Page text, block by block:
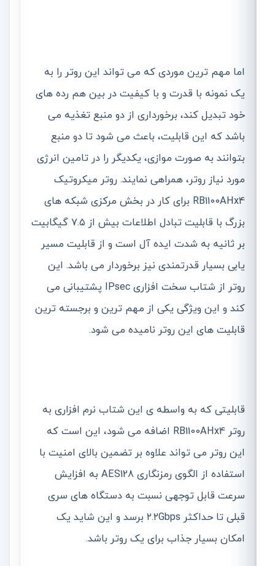
اما مهم ترین موردی که می تواند این روتر را به
یک نمونه با قدرت و با کیفیت در بین هم رده های
خود تبدیل کند، برخورداری از دو منبع تغذیه می
باشد که این قابلیت، باعث می شود تا دو منبع
بتوانند به صورت موازی، یکدیگر را در تامین انرژی
مورد نیاز روتر، همراهی نمایند. روتر میکروتیک
RB1100AHx4 برای کار در بخش مرکزی شبکه های
بزرگ با قابلیت تبادل اطلاعات بیش از ۷.۵ گیگابیت
بر ثانیه به شدت ایده آل است و از قابلیت مسیر
یابی بسیار قدرتمندی نیز برخوردار می باشد. این
روتر از شتاب سخت افزاری IPsec پشتیبانی می
کند و این ویژگی یکی از مهم ترین و برجسته ترین
قابلیت های این روتر نامیده می شود.
قابلیتی که به واسطه ی این شتاب نرم افزاری به
روتر RB1100AHx4 اضافه می شود، این است که
این روتر می تواند علاوه بر تضمین بالای امنیت با
استفاده از الگوی رمزنگاری AES128 به افزایش
سرعت قابل توجهی نسبت به دستگاه های سری
قبلی تا حداکثر ۲.۲Gbps برسد و این شاید یک
امکان بسیار جذاب برای یک روتر باشد.